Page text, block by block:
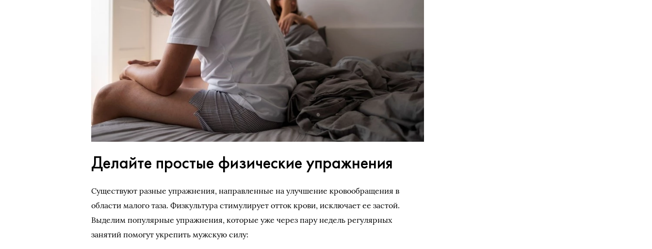
Делайте простые физические упражнения
Существуют разные упражнения, направленные на улучшение кровообращения в
области малого таза. Физкультура стимулирует отток крови, исключает ее застой.
Выделим популярные упражнения, которые уже через пару недель регулярных
занятий помогут укрепить мужскую силу: